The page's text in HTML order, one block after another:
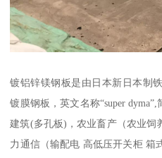
镀铝锌镁钢板是由日本新日本制
镀膜钢板，英文名称“super
建筑(多孔板)，农业畜产（农业饲
力通信（输配电 高低压开关柜 箱